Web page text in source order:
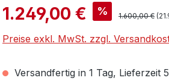
Verkaufspreis:
1.249,00 € % Regulärer
1.600,00 €
Preise exkl. MwSt. zzgl.
Versandfertig in 1 Tag, Lieferzeit